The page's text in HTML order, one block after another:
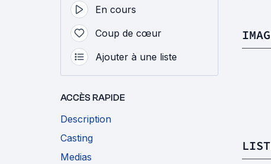
En cours
Coup de cœur
Ajouter à une liste
ACCÈS RAPIDE
Description
Casting
Medias